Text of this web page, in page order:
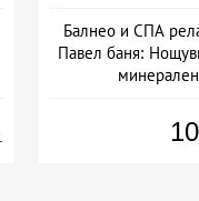
Балнео и СПА
Павел баня: